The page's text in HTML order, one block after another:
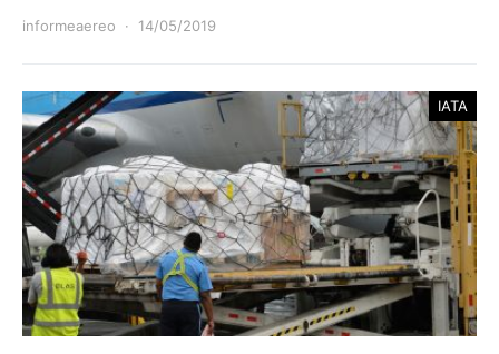
informeaereo 14/05/2019
IATA